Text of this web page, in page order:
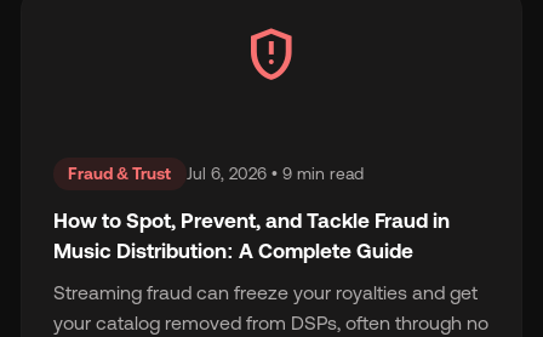
gpp_maybe
Fraud & Trust Jul 6, 2026 • 9 min read
How to Spot, Prevent, and Tackle Fraud in
Music Distribution: A Complete Guide
Streaming fraud can freeze your royalties and get
your catalog removed from DSPs, often through no